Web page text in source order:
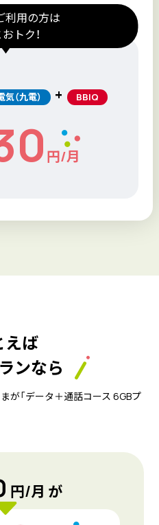
利用の方は
トク！
気（九電） + BBIQ
円/月
えば
ンなら
が「データ＋通話コース 6GBプ
円/月 が